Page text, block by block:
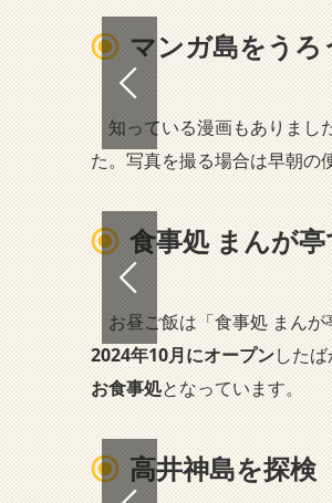
マンガ島をうろ
知っている漫画もありまし
た。写真を撮る場合は早朝の
食事処 まんが
お昼ご飯は「食事処 まんが
2024年10月にオープンした
お食事処となっています。
高井神島を探検